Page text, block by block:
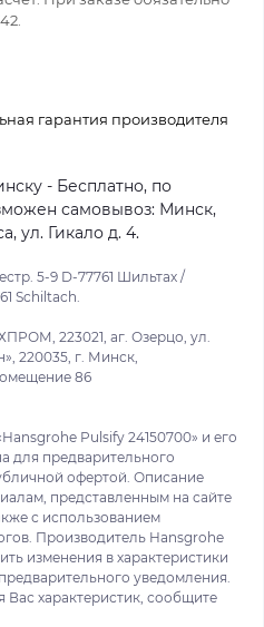
гарантия производителя
- Бесплатно, по
самовывоз: Минск,
ул. Гикало д. 4.
5-9 D-77761 Шильтах /
Schiltach.
223021, аг. Озерцо, ул.
220035, г. Минск,
86
Pulsify 24150700» и его
для предварительного
офертой. Описание
представленным на сайте
с использованием
Производитель Hansgrohe
изменения в характеристики
уведомления.
Вас характеристик, сообщите